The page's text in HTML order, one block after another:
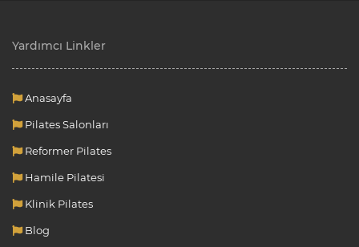
Yardımcı Linkler
Anasayfa
Pilates Salonları
Reformer Pilates
Hamile Pilatesi
Klinik Pilates
Blog